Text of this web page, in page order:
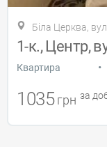
Біла Церква,
1-к., Центр,
Квартира •
1035 грн за